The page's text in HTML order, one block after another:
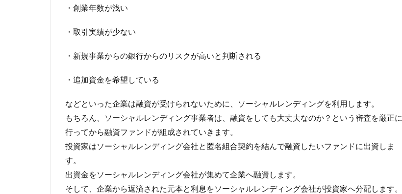
・創業年数が浅い
・取引実績が少ない
・新規事業からの銀行からのリスクが高いと判断される
・追加資金を希望している
などといった企業は融資が受けられないために、ソーシャルレンディングを利用します。
もちろん、ソーシャルレンディング事業者は、融資をしても大丈夫なのか？という審査を厳正に
行ってから融資ファンドが組成されていきます。
投資家はソーシャルレンディング会社と匿名組合契約を結んで融資したいファンドに出資しま
す。
出資金をソーシャルレンディング会社が集めて企業へ融資します。
そして、企業から返済された元本と利息をソーシャルレンディング会社が投資家へ分配します。